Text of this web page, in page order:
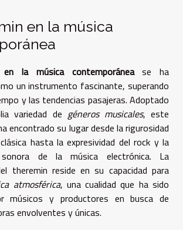
en la música
en la música contemporánease ha
un instrumento fascinante, superando
y las tendencias pasajeras. Adoptado
variedad de géneros musicales, este
encontrado su lugar desde la rigurosidad
hasta la expresividad del rock y la
sonora de la música electrónica. La
theremin reside en su capacidad para
atmosférica, una cualidad que ha sido
músicos y productores en busca de
envolventes y únicas.